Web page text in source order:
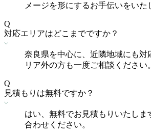
メージを形にするお手伝いをいた
Q
対応エリアはどこまでですか？
奈良県を中心に、近隣地域にも対
リア外の方も一度ご相談ください。
Q
見積もりは無料ですか？
はい、無料でお見積もりいたしま
合わせください。